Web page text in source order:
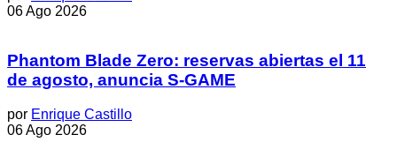
06 Ago 2026
Phantom Blade Zero: reservas abiertas el 11
de agosto, anuncia S-GAME
por Enrique Castillo
06 Ago 2026